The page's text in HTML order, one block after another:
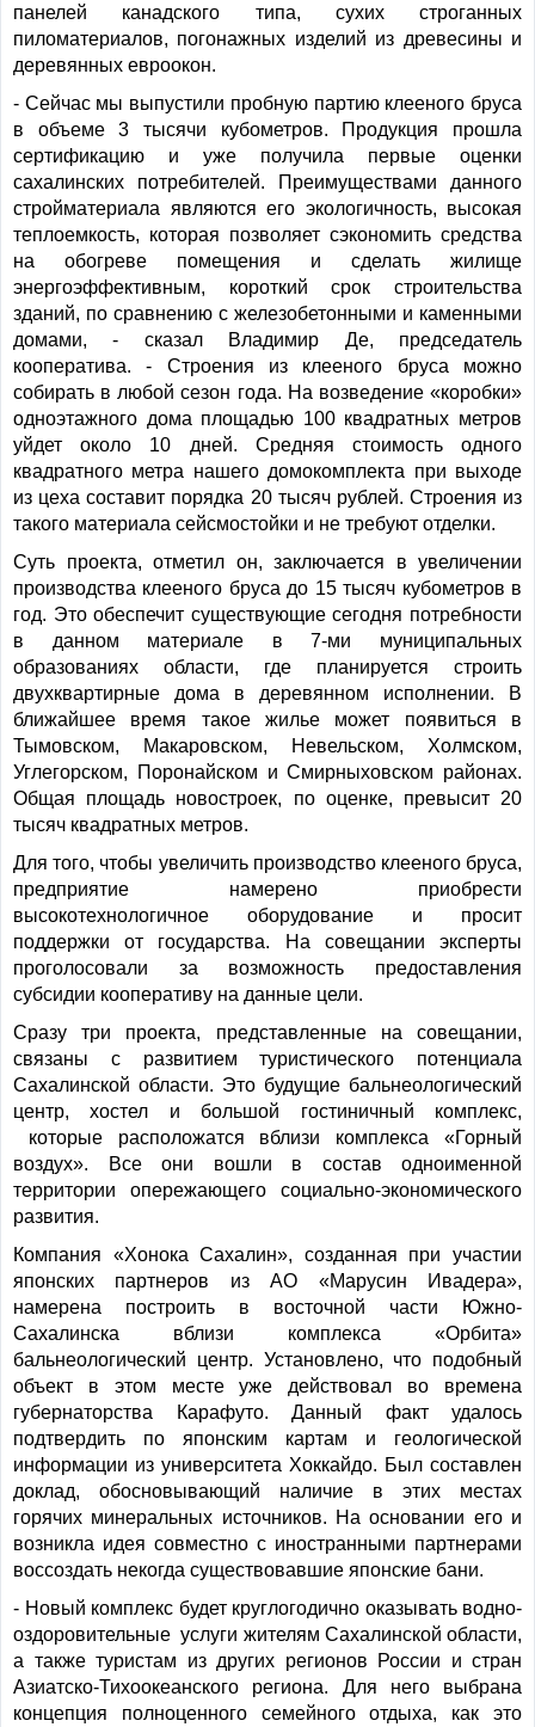
панелей канадского типа, сухих строганных
пиломатериалов, погонажных изделий из древесины и
деревянных евроокон.
- Сейчас мы выпустили пробную партию клееного бруса
в объеме 3 тысячи кубометров. Продукция прошла
сертификацию и уже получила первые оценки
сахалинских потребителей. Преимуществами данного
стройматериала являются его экологичность, высокая
теплоемкость, которая позволяет сэкономить средства
на обогреве помещения и сделать жилище
энергоэффективным, короткий срок строительства
зданий, по сравнению с железобетонными и каменными
домами, - сказал Владимир Де, председатель
кооператива. - Строения из клееного бруса можно
собирать в любой сезон года. На возведение «коробки»
одноэтажного дома площадью 100 квадратных метров
уйдет около 10 дней. Средняя стоимость одного
квадратного метра нашего домокомплекта при выходе
из цеха составит порядка 20 тысяч рублей. Строения из
такого материала сейсмостойки и не требуют отделки.
Суть проекта, отметил он, заключается в увеличении
производства клееного бруса до 15 тысяч кубометров в
год. Это обеспечит существующие сегодня потребности
в данном материале в 7-ми муниципальных
образованиях области, где планируется строить
двухквартирные дома в деревянном исполнении. В
ближайшее время такое жилье может появиться в
Тымовском, Макаровском, Невельском, Холмском,
Углегорском, Поронайском и Смирныховском районах.
Общая площадь новостроек, по оценке, превысит 20
тысяч квадратных метров.
Для того, чтобы увеличить производство клееного бруса,
предприятие намерено приобрести
высокотехнологичное оборудование и просит
поддержки от государства. На совещании эксперты
проголосовали за возможность предоставления
субсидии кооперативу на данные цели.
Сразу три проекта, представленные на совещании,
связаны с развитием туристического потенциала
Сахалинской области. Это будущие бальнеологический
центр, хостел и большой гостиничный комплекс,
которые расположатся вблизи комплекса «Горный
воздух». Все они вошли в состав одноименной
территории опережающего социально-экономического
развития.
Компания «Хонока Сахалин», созданная при участии
японских партнеров из АО «Марусин Ивадера»,
намерена построить в восточной части Южно-
Сахалинска вблизи комплекса «Орбита»
бальнеологический центр. Установлено, что подобный
объект в этом месте уже действовал во времена
губернаторства Карафуто. Данный факт удалось
подтвердить по японским картам и геологической
информации из университета Хоккайдо. Был составлен
доклад, обосновывающий наличие в этих местах
горячих минеральных источников. На основании его и
возникла идея совместно с иностранными партнерами
воссоздать некогда существовавшие японские бани.
- Новый комплекс будет круглогодично оказывать водно-
оздоровительные услуги жителям Сахалинской области,
а также туристам из других регионов России и стран
Азиатско-Тихоокеанского региона. Для него выбрана
концепция полноценного семейного отдыха, как это